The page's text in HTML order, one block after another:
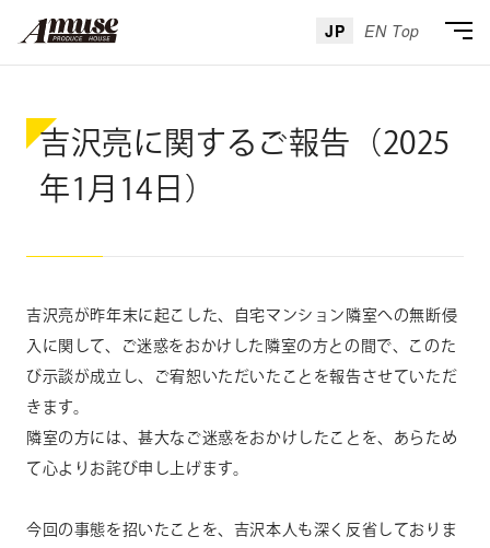
JP EN Top
吉沢亮に関するご報告（2025
年1月14日）
吉沢亮が昨年末に起こした、自宅マンション隣室への無断侵
入に関して、ご迷惑をおかけした隣室の方との間で、このた
び示談が成立し、ご宥恕いただいたことを報告させていただ
きます。
隣室の方には、甚大なご迷惑をおかけしたことを、あらため
て心よりお詫び申し上げます。
今回の事態を招いたことを、吉沢本人も深く反省しておりま